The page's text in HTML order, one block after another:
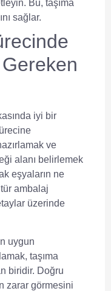
Bu, taşıma
sağlar.
iyi bir
ve
alanı belirlemek
eşyaların ne
ambalaj
üzerinde
uygun
taşıma
biridir. Doğru
zarar görmesini